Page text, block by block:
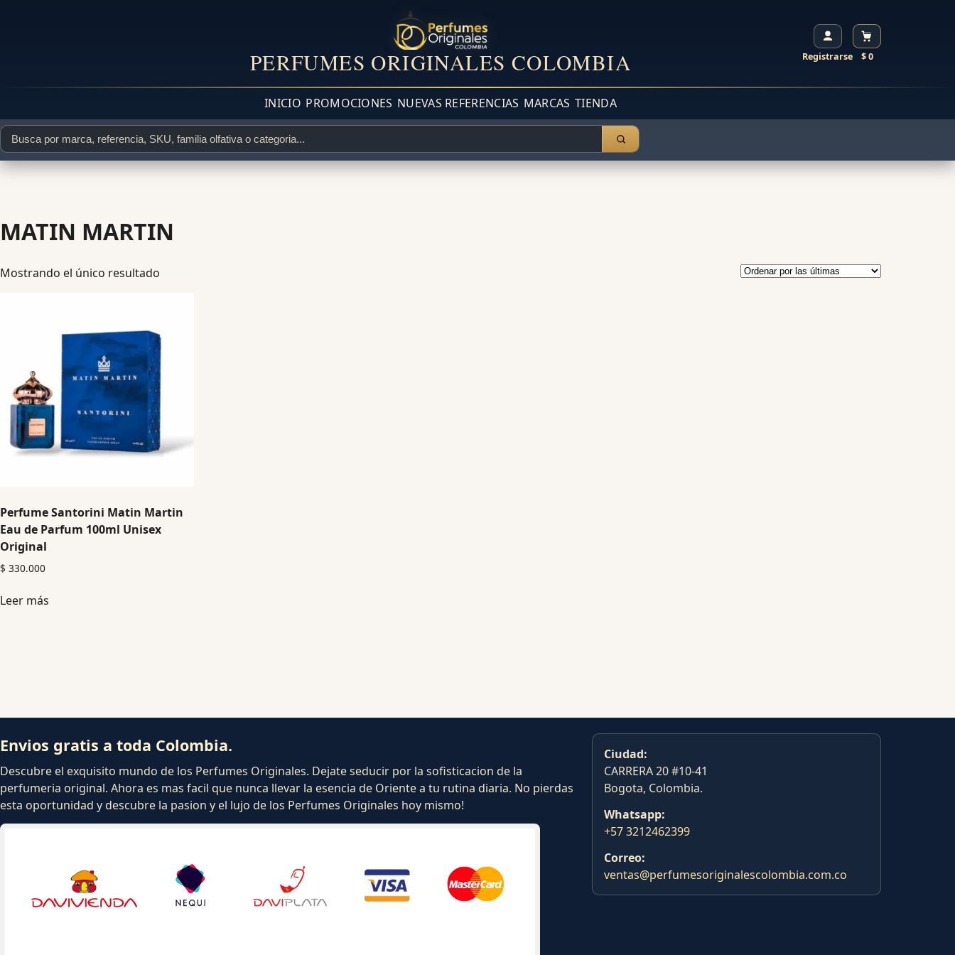
PERFUMES ORIGINALES COLOMBIA Registrarse $ 0
INICIO PROMOCIONES NUEVAS REFERENCIAS MARCAS TIENDA
MATIN MARTIN
Mostrando el único resultado
Perfume Santorini Matin Martin
Eau de Parfum 100ml Unisex
Original
$ 330.000
Leer más
Envios gratis a toda Colombia.
Descubre el exquisito mundo de los Perfumes Originales. Dejate seducir por la sofisticacion de la
perfumeria original. Ahora es mas facil que nunca llevar la esencia de Oriente a tu rutina diaria. No pierdas
esta oportunidad y descubre la pasion y el lujo de los Perfumes Originales hoy mismo!
Ciudad:
CARRERA 20 #10-41
Bogota, Colombia.
Whatsapp:
+57 3212462399
Correo:
ventas@perfumesoriginalescolombia.com.co